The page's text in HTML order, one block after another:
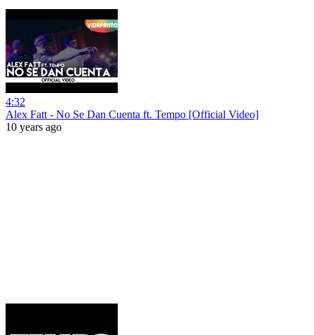
4:32
Alex Fatt - No Se Dan Cuenta ft. Tempo [Official Video]
10 years ago